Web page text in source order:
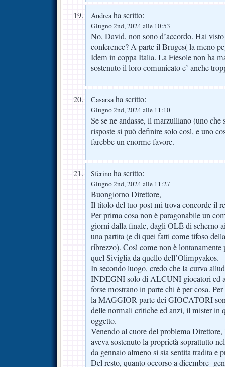
Andreaha scritto:
Giugno 2nd, 2024 alle 10:53
No, David, non sono d’accordo. Hai
conference? A parte il Bruges( la meno
Idem in coppa Italia. La Fiesole non ha
sostenuto il loro comunicato e’ anche
Casarsaha scritto:
Giugno 2nd, 2024 alle 11:10
Se se ne andasse, il marzulliano (uno
risposte si può definire solo così, e uno
farebbe un enorme favore.
Sferino ha scritto:
Giugno 2nd, 2024 alle 11:27
Buongiorno Direttore,
Il titolo del tuo post mi trova concorde il
Per prima cosa non è paragonabile un
giorni dalla finale, dagli OLÈ di scherno
una partita (e di quei fatti come tifoso
ribrezzo). Così come non è
quel Siviglia da quello dell’Olimpyakos.
In secondo luogo, credo che la curva
INDEGNI solo di ALCUNI giocatori ed
forse mostrano in parte chi è per cosa.
la MAGGIOR parte dei GIOCATORI
delle normali critiche ed anzi, il mister in
oggetto.
Venendo al cuore del problema Direttore,
aveva sostenuto la proprietà soprattutto
da gennaio almeno si sia sentita tradita e
Del resto, quanto occorso a dicembre-